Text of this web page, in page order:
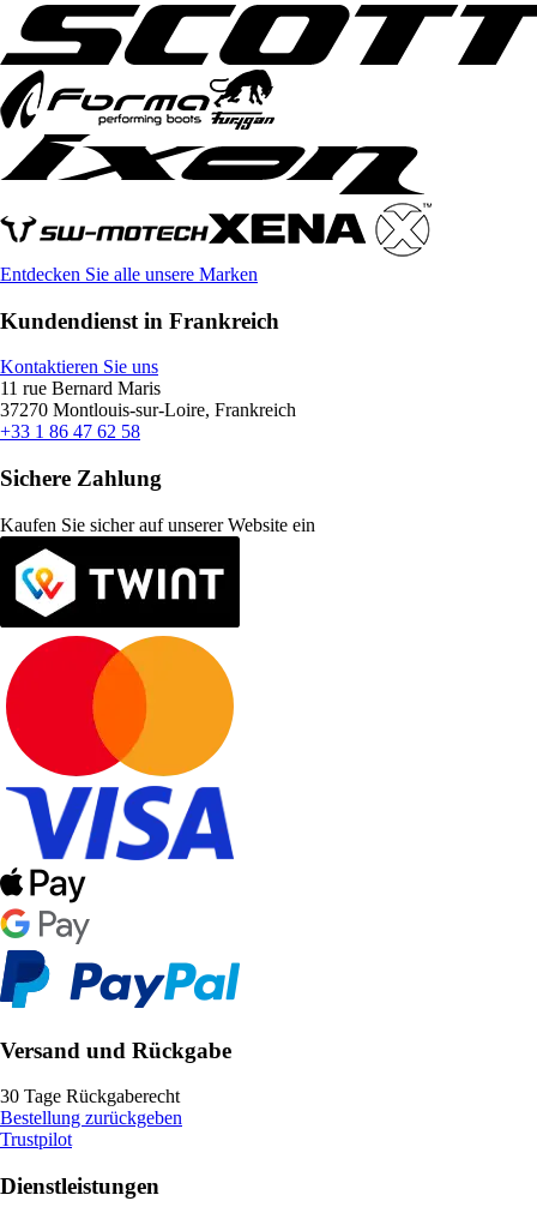
Entdecken Sie alle unsere Marken
Kundendienst in Frankreich
Kontaktieren Sie uns
11 rue Bernard Maris
37270 Montlouis-sur-Loire, Frankreich
+33 1 86 47 62 58
Sichere Zahlung
Kaufen Sie sicher auf unserer Website ein
Versand und Rückgabe
30 Tage Rückgaberecht
Bestellung zurückgeben
Trustpilot
Dienstleistungen